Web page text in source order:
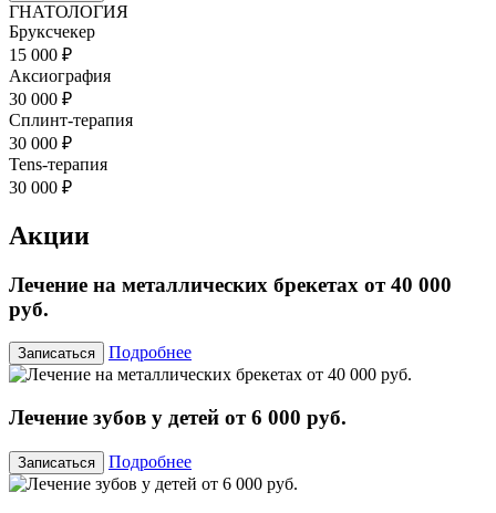
ГНАТОЛОГИЯ
Бруксчекер
15 000 ₽
Аксиография
30 000 ₽
Сплинт-терапия
30 000 ₽
Tens-терапия
30 000 ₽
Акции
Лечение на металлических брекетах от 40 000
руб.
Записаться Подробнее
Лечение зубов у детей от 6 000 руб.
Записаться Подробнее